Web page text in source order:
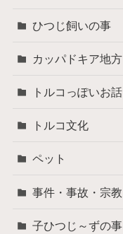
ひつじ飼いの事
カッパドキア地方
トルコっぽいお話
トルコ文化
ペット
事件・事故・宗
子ひつじ～ずの事